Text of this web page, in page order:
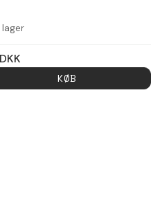
lager
DKK
KØB